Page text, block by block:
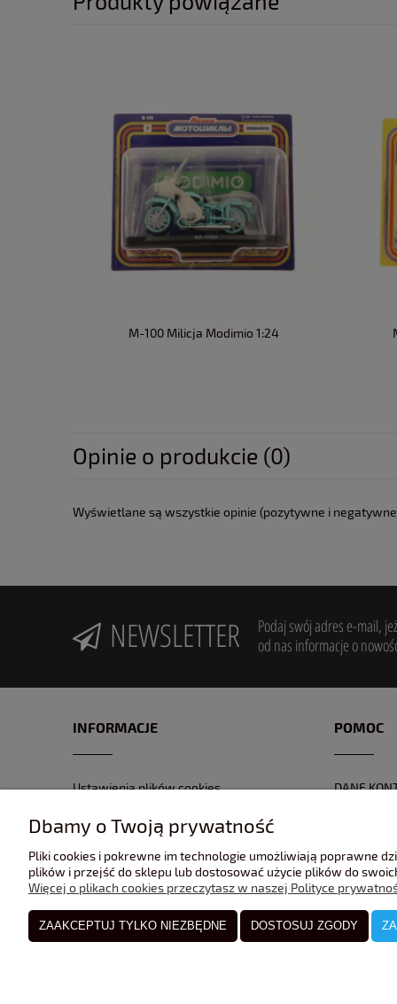
M-100 Milicja Modimio 1:24
Opinie o produkcie (0)
Wyświetlane są wszystkie opinie (pozytywne i
NEWSLETTER
Podaj swój adres e-mail,
od nas informacje o
INFORMACJE
Ustawienia plików cookies
REGULAMIN
GPSR
POMOC
DANE
ZWROTY I
Dbamy o Twoją prywatność
Pliki cookies i pokrewne im technologie umożliwiają poprawne
plików i przejść do sklepu lub dostosować użycie plików do
Więcej o plikach cookies przeczytasz w naszej Polityce
ZAAKCEPTUJ TYLKO NIEZBĘDNE DOSTOSUJ ZGODY